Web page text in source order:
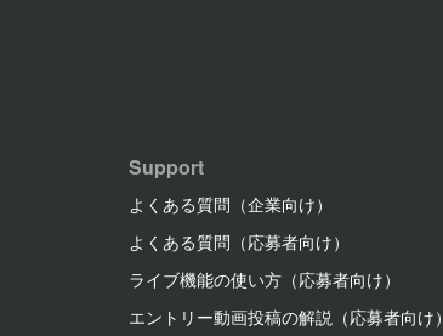
Support
よくある質問（企業向け）
よくある質問（応募者向け）
ライブ機能の使い方（応募者向け）
エントリー動画投稿の解説（応募者向け）